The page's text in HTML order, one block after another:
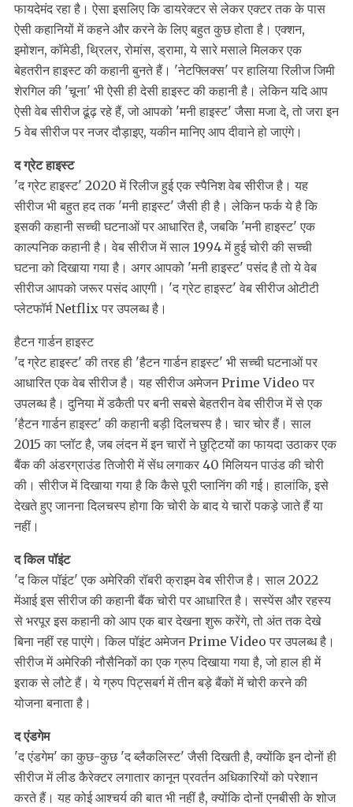
फायदेमंद रहा है। ऐसा इसलिए कि डायरेक्‍टर से लेकर एक्‍टर तक के पास
ऐसी कहानियों में कहने और करने के लिए बहुत कुछ होता है। एक्‍शन,
इमोशन, कॉमेडी, थ्र‍िलर, रोमांस, ड्रामा, ये सारे मसाले मिलकर एक
बेहतरीन हाइस्‍ट की कहानी बुनते हैं। 'नेटफ्ल‍िक्‍स' पर हालिया रिलीज जिमी
शेरगिल की 'चूना' भी ऐसी ही देसी हाइस्‍ट की कहानी है। लेकिन यदि आप
ऐसी वेब सीरीज ढूंढ़ रहे हैं, जो आपको 'मनी हाइस्‍ट' जैसा मजा दे, तो जरा इन
5 वेब सीरीज पर नजर दौड़ाइए, यकीन मानिए आप दीवाने हो जाएंगे।
द ग्रेट हाइस्‍ट
'द ग्रेट हाइस्‍ट' 2020 में रिलीज हुई एक स्पैनिश वेब सीरीज है। यह
सीरीज भी बहुत हद तक 'मनी हाइस्ट' जैसी ही है। लेकिन फर्क ये है कि
इसकी कहानी सच्ची घटनाओं पर आधारित है, जबकि 'मनी हाइस्ट' एक
काल्पनिक कहानी है। वेब सीरीज में साल 1994 में हुई चोरी की सच्ची
घटना को दिखाया गया है। अगर आपको 'मनी हाइस्ट' पसंद है तो ये वेब
सीरीज आपको जरूर पसंद आएगी। 'द ग्रेट हाइस्‍ट' वेब सीरीज ओटीटी
प्‍लेटफॉर्म Netflix पर उपलब्ध है।
हैटन गार्डन हाइस्‍ट
'द ग्रेट हाइस्‍ट' की तरह ही 'हैटन गार्डन हाइस्‍ट' भी सच्ची घटनाओं पर
आधारित एक वेब सीरीज है। यह सीरीज अमेजन Prime Video पर
उपलब्‍ध है। दुनिया में डकैती पर बनी सबसे बेहतरीन वेब सीरीज में से एक
'हैटन गार्डन हाइस्ट' की कहानी बड़ी दिलचस्प है। चार चोर हैं। साल
2015 का प्‍लॉट है, जब लंदन में इन चारों ने छुट्टियों का फायदा उठाकर एक
बैंक की अंडरग्राउंड तिजोरी में सेंध लगाकर 40 मिलियन पाउंड की चोरी
की। सीरीज में दिखाया गया है कि कैसे पूरी प्लानिंग की गई। हालांकि, इसे
देखते हुए जानना दिलचस्‍प होगा कि चोरी के बाद ये चारों पकड़े जाते हैं या
नहीं।
द किल पॉइंट
'द किल पॉइंट' एक अमेरिकी रॉबरी क्राइम वेब सीरीज है। साल 2022
मेंआई इस सीरीज की कहानी बैंक चोरी पर आधारित है। सस्पेंस और रहस्य
से भरपूर इस कहानी को आप एक बार देखना शुरू करेंगे, तो अंत तक देखे
बिना नहीं रह पाएंगे। किल पॉइंट अमेजन Prime Video पर उपलब्‍ध है।
सीरीज में अमेरिकी नौसैनिकों का एक ग्रुप दिखाया गया है, जो हाल ही में
इराक से लौटे हैं। ये ग्रुप पिट्सबर्ग में तीन बड़े बैंकों में चोरी करने की
योजना बनाता है।
द एंडगेम
'द एंडगेम' का कुछ-कुछ 'द ब्लैकलिस्ट' जैसी दिखती है, क्‍योंकि इन दोनों ही
सीरीज में लीड कैरेक्‍टर लगातार कानून प्रवर्तन अधिकारियों को परेशान
करते हैं। यह कोई आश्चर्य की बात भी नहीं है, क्योंकि दोनों एनबीसी के शोज